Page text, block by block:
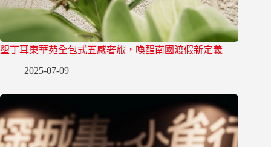
墾丁耳東華苑全包式五感奢旅，喚醒南國渡假新定義
2025-07-09